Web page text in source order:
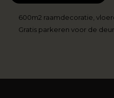
onderdanig, dus. Wij
voor de bijzettafel.
uitgebreide en
600m2 raamdecoratie,
Gratis parkeren voor de deur